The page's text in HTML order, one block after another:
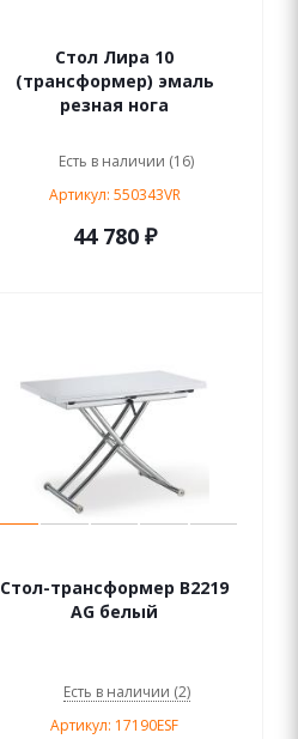
Стол Лира 10
(трансформер) эмаль
резная нога
Есть в наличии (16)
Артикул: 550343VR
44 780 ₽
Стол-трансформер В2219
AG белый
Есть в наличии (2)
Артикул: 17190ESF